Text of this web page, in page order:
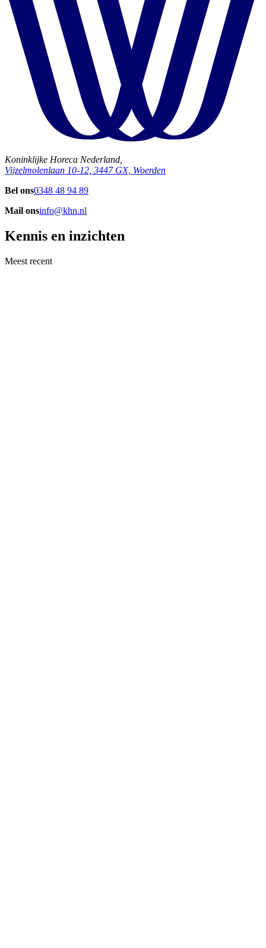
Koninklijke Horeca Nederland,
Vijzelmolenlaan 10-12, 3447 GX, Woerden
Bel ons0348 48 94 89
Mail onsinfo@khn.nl
Kennis en inzichten
Meest recent